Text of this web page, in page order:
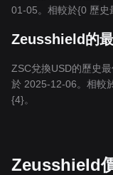
01-05。相較於{0 歷史
Zeusshield的
ZSC兌換USD的歷史
於 2025-12-06。相較
{4}。
Zeusshield